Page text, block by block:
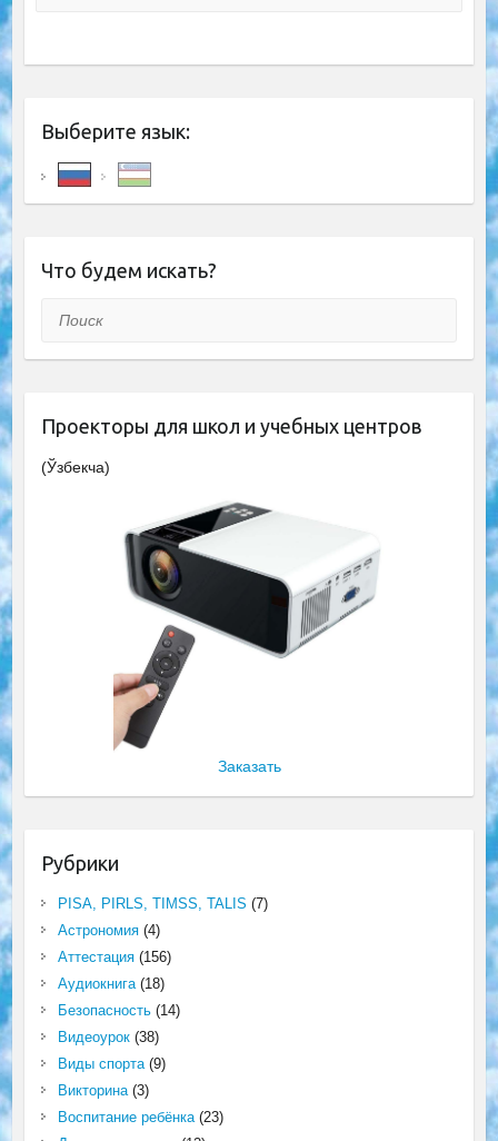
Выберите язык:
Что будем искать?
Поиск
Проекторы для школ и учебных центров
(Ўзбекча)
Заказать
Рубрики
PISA, PIRLS, TIMSS, TALIS (7)
Астрономия(4)
Аттестация(156)
Аудиокнига(18)
Безопасность(14)
Видеоурок(38)
Виды спорта(9)
Викторина(3)
Воспитание ребёнка(23)